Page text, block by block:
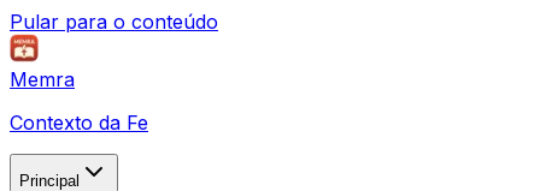
Pular para o conteúdo
Memra
Contexto da Fe
Principal